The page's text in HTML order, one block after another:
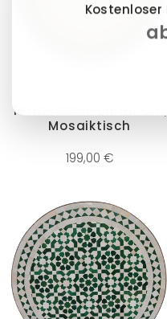
Terrassentisch 60 Cm,
Mosaiktisch
199,00 €
Kostenloser